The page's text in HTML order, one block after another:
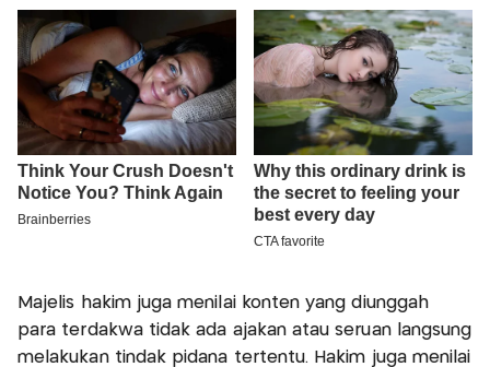
Majelis hakim juga menilai konten yang diunggah
para terdakwa tidak ada ajakan atau seruan langsung
melakukan tindak pidana tertentu. Hakim juga menilai